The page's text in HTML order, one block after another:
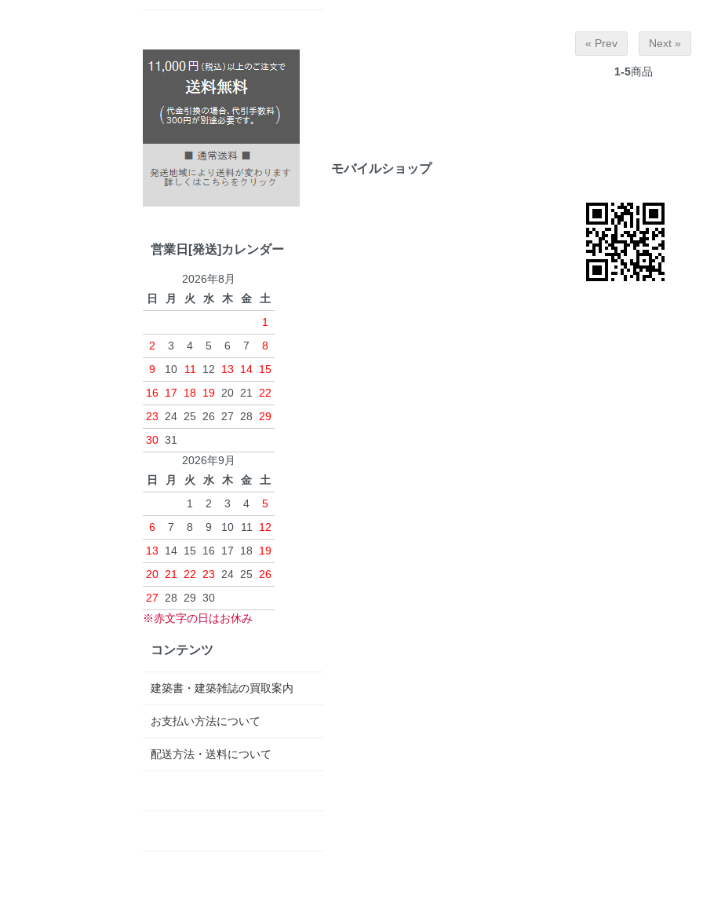
« Prev Next »
1-5商品
営業日[発送]カレンダー
2026年8月
日
月 火 水 木 金
土
1
2
3 4 5 6 7
8
9
10 11 12 13 14 15
16 17 18 19 20 21 22
23 24 25 26 27 28 29
30 31
2026年9月
日
月 火 水 木 金
土
1
2 3 4
5
6
7 8 9 10 11
12
13
14 15 16 17 18
19
20 21 22 23 24 25 26
27 28 29 30
※赤文字の日はお休み
コンテンツ
建築書・建築雑誌の買取案内
お支払い方法について
配送方法・送料について
モバイルショップ